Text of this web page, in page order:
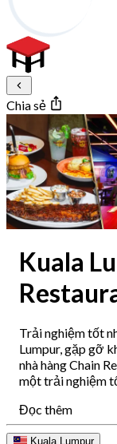
Chia sẻ
Kuala
Trải nghiệm tốt
Lumpur, gặp gỡ
nhà hàng Chain
một trải nghiệm
Đọc thêm
Kuala Lumpur